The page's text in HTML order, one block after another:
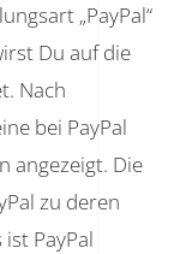
„PayPal“
Du auf die
Nach
bei PayPal
angezeigt. Die
zu deren
PayPal